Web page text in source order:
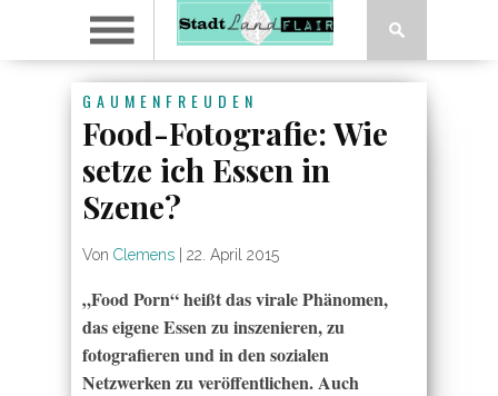
GAUMENFREUDEN
Food-Fotografie: Wie
setze ich Essen in
Szene?
Von Clemens 22. April 2015
„Food Porn“ heißt das virale Phänomen,
das eigene Essen zu inszenieren, zu
fotografieren und in den sozialen
Netzwerken zu veröffentlichen. Auch